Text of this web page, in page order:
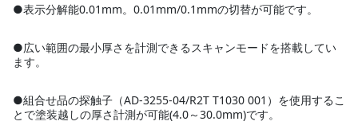
●表示分解能0.01mm。0.01mm/0.1mmの切替が可能です。
●広い範囲の最小厚さを計測できるスキャンモードを搭載してい
ます。
●組合せ品の探触子（AD-3255-04/R2T T1030 001）を使用するこ
とで塗装越しの厚さ計測が可能(4.0～30.0mm)です。